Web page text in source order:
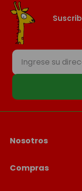
Nosotros
Compras